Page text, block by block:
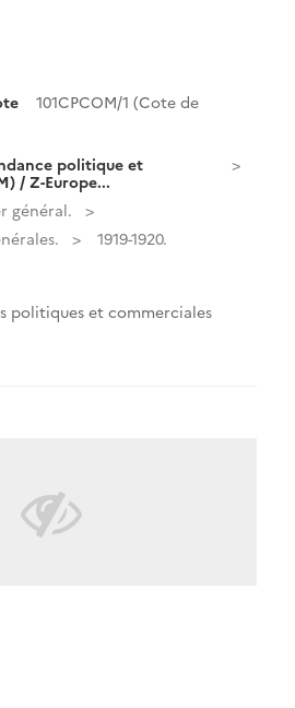
101CPCOM/1 (Cote de
politique et
/ Z-Europe...
général.
1919-1920.
politiques et commerciales